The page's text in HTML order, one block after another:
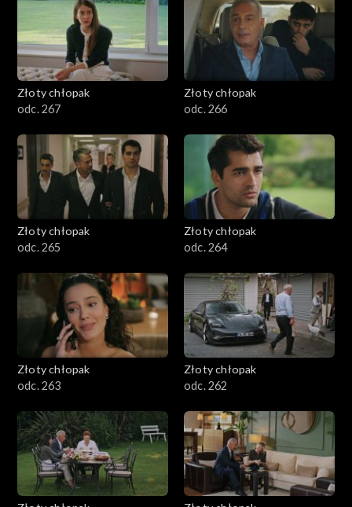
Złoty chłopak
odc. 267
Złoty chłopak
odc. 266
Złoty chłopak
odc. 265
Złoty chłopak
odc. 264
Złoty chłopak
odc. 263
Złoty chłopak
odc. 262